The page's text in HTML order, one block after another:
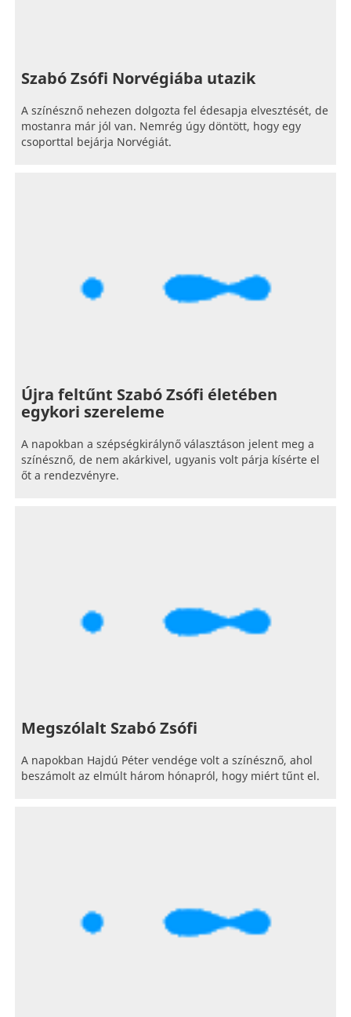
Szabó Zsófi Norvégiába utazik
A színésznő nehezen dolgozta fel édesapja elvesztését, de
mostanra már jól van. Nemrég úgy döntött, hogy egy
csoporttal bejárja Norvégiát.
Újra feltűnt Szabó Zsófi életében
egykori szereleme
A napokban a szépségkirálynő választáson jelent meg a
színésznő, de nem akárkivel, ugyanis volt párja kísérte el
őt a rendezvényre.
Megszólalt Szabó Zsófi
A napokban Hajdú Péter vendége volt a színésznő, ahol
beszámolt az elmúlt három hónapról, hogy miért tűnt el.